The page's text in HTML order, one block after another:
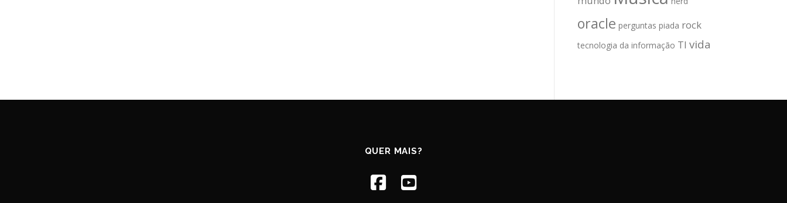
oracle perguntas piada rock
tecnologia da informação TI vida
QUER MAIS?